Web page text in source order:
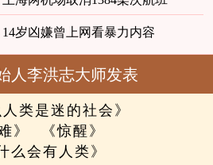
岁凶嫌曾上网看暴力内容
人李洪志大师发表
人类是迷的社会》
》
《惊醒》
么会有人类》